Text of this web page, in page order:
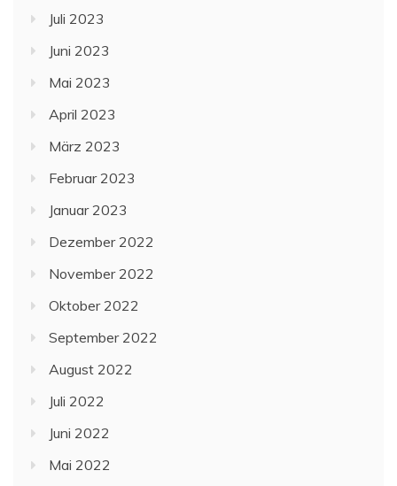
Juli 2023
Juni 2023
Mai 2023
April 2023
März 2023
Februar 2023
Januar 2023
Dezember 2022
November 2022
Oktober 2022
September 2022
August 2022
Juli 2022
Juni 2022
Mai 2022